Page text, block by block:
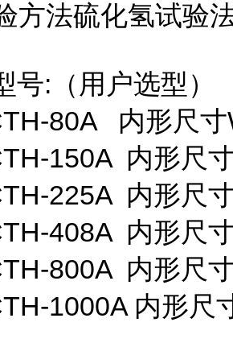
法硫化氢试验
号:（用户选型）
80A 内形尺
150A 内形尺
225A 内形尺
408A 内形尺
800A 内形尺
1000A 内形